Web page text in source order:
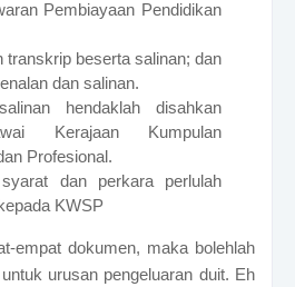
Pembiayaan Pendidikan
transkrip beserta salinan; dan
dan salinan.
hendaklah disahkan
Kerajaan Kumpulan
Profesional.
dan perkara perlulah
KWSP
empat dokumen, maka bolehlah
urusan pengeluaran duit. Eh